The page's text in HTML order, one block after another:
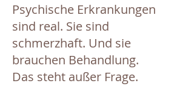
Psychische Erkrankungen
sind real. Sie sind
schmerzhaft. Und sie
brauchen Behandlung.
Das steht außer Frage.